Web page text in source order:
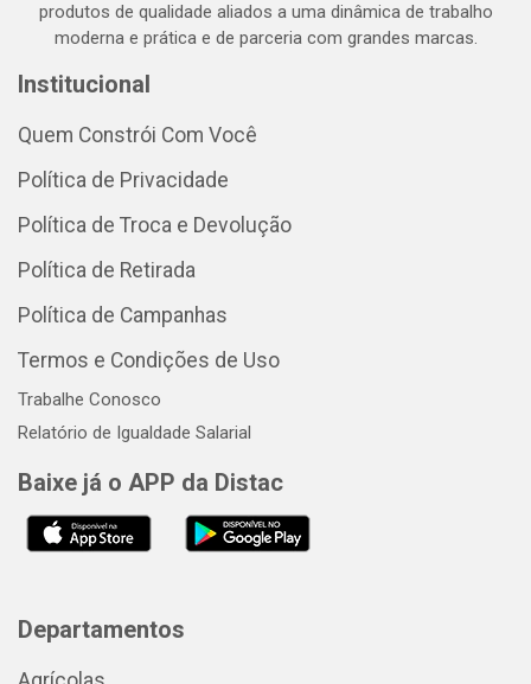
produtos de qualidade aliados a uma dinâmica de trabalho
moderna e prática e de parceria com grandes marcas.
Institucional
Quem Constrói Com Você
Política de Privacidade
Política de Troca e Devolução
Política de Retirada
Política de Campanhas
Termos e Condições de Uso
Trabalhe Conosco
Relatório de Igualdade Salarial
Baixe já o APP da Distac
Departamentos